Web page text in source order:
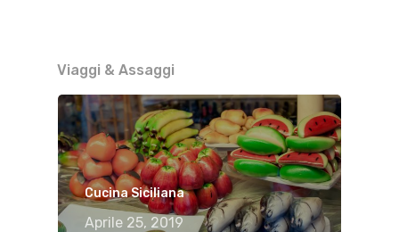
Viaggi & Assaggi
Cucina Siciliana
Aprile 25, 2019